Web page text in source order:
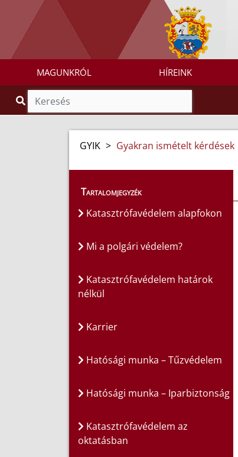
MAGUNKRÓL HÍREINK
GYIK > Gyakran ismételt kérdések
Tartalomjegyzék
Katasztrófavédelem alapfokon
Mi a polgári védelem?
Katasztrófavédelem határok
nélkül
Karrier
Hatósági munka – Tűzvédelem
Hatósági munka – Iparbiztonság
Katasztrófavédelem az
oktatásban